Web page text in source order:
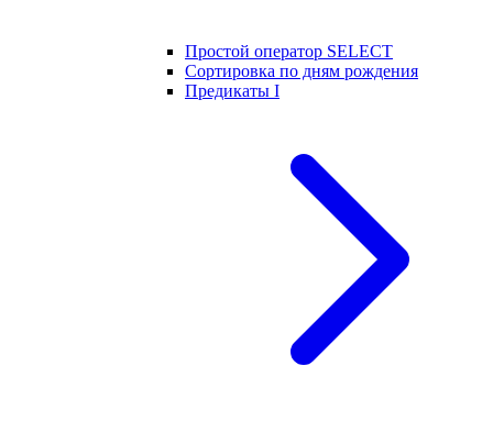
Простой оператор SELECT
Сортировка по дням рождения
Предикаты I